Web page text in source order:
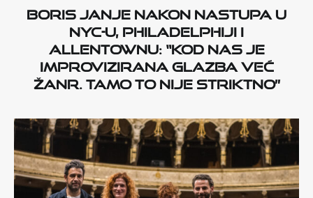
Boris Janje nakon nastupa u
NYC-u, Philadelphiji i
Allentownu: “Kod nas je
improvizirana glazba već
žanr. Tamo to nije striktno”